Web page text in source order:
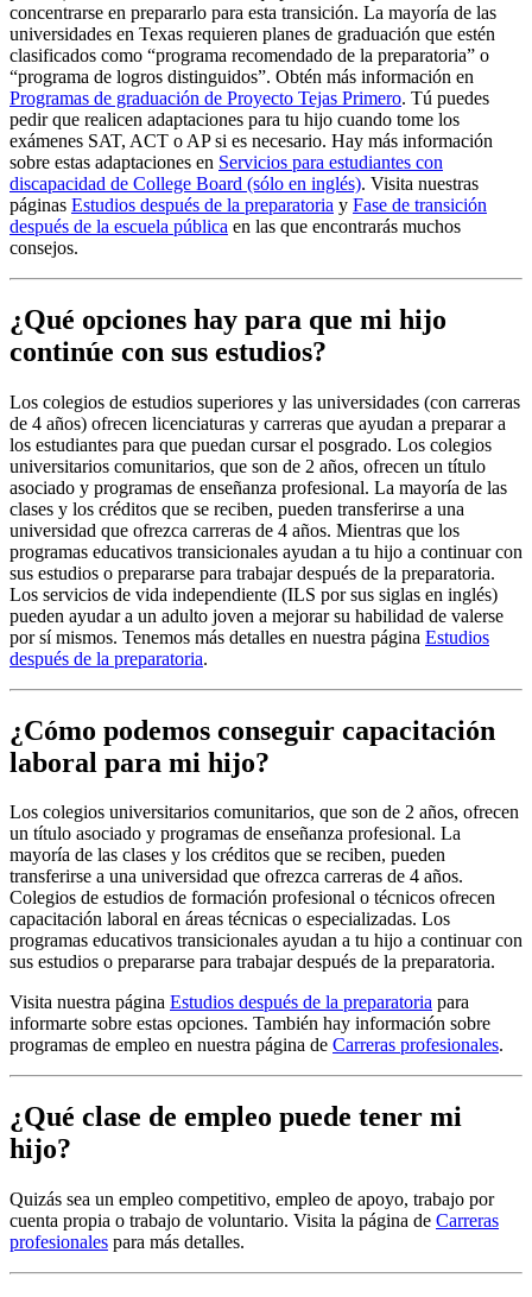
concentrarse en prepararlo para esta transición. La mayoría de las
universidades en Texas requieren planes de graduación que estén
clasificados como “programa recomendado de la preparatoria” o
“programa de logros distinguidos”. Obtén más información en
Programas de graduación de Proyecto Tejas Primero. Tú puedes
pedir que realicen adaptaciones para tu hijo cuando tome los
exámenes SAT, ACT o AP si es necesario. Hay más información
sobre estas adaptaciones en Servicios para estudiantes con
discapacidad de College Board (sólo en inglés). Visita nuestras
páginas Estudios después de la preparatoria y Fase de transición
después de la escuela pública en las que encontrarás muchos
consejos.
¿Qué opciones hay para que mi hijo
continúe con sus estudios?
Los colegios de estudios superiores y las universidades (con carreras
de 4 años) ofrecen licenciaturas y carreras que ayudan a preparar a
los estudiantes para que puedan cursar el posgrado. Los colegios
universitarios comunitarios, que son de 2 años, ofrecen un título
asociado y programas de enseñanza profesional. La mayoría de las
clases y los créditos que se reciben, pueden transferirse a una
universidad que ofrezca carreras de 4 años. Mientras que los
programas educativos transicionales ayudan a tu hijo a continuar con
sus estudios o prepararse para trabajar después de la preparatoria.
Los servicios de vida independiente (ILS por sus siglas en inglés)
pueden ayudar a un adulto joven a mejorar su habilidad de valerse
por sí mismos. Tenemos más detalles en nuestra página Estudios
después de la preparatoria.
¿Cómo podemos conseguir capacitación
laboral para mi hijo?
Los colegios universitarios comunitarios, que son de 2 años, ofrecen
un título asociado y programas de enseñanza profesional. La
mayoría de las clases y los créditos que se reciben, pueden
transferirse a una universidad que ofrezca carreras de 4 años.
Colegios de estudios de formación profesional o técnicos ofrecen
capacitación laboral en áreas técnicas o especializadas. Los
programas educativos transicionales ayudan a tu hijo a continuar con
sus estudios o prepararse para trabajar después de la preparatoria.
Visita nuestra página Estudios después de la preparatoria para
informarte sobre estas opciones. También hay información sobre
programas de empleo en nuestra página de Carreras profesionales.
¿Qué clase de empleo puede tener mi
hijo?
Quizás sea un empleo competitivo, empleo de apoyo, trabajo por
cuenta propia o trabajo de voluntario. Visita la página de Carreras
profesionales para más detalles.